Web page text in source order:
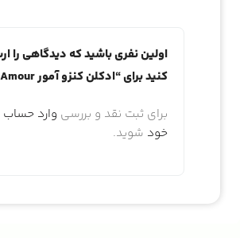
اولین نفری باشید که دیدگاهی را
کنید برای “ادکلن کنزو آمور kenzo Amour”
برای ثبت نقد و بررسی وارد حساب
خود شوید.